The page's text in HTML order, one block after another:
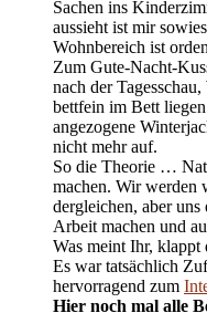
Sachen ins
aussieht ist mir
Wohnbereich ist
Zum Gute-Nacht-
nach der
bettfein im Bett
angezogene
nicht mehr auf.
So die Theorie …
machen. Wir werden
dergleichen, aber
Arbeit machen und
Was meint Ihr, klappt
Es war tatsächlich
hervorragend zum
Hier noch mal alle